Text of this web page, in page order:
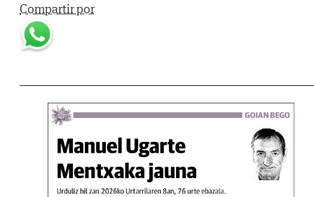
Compartir por